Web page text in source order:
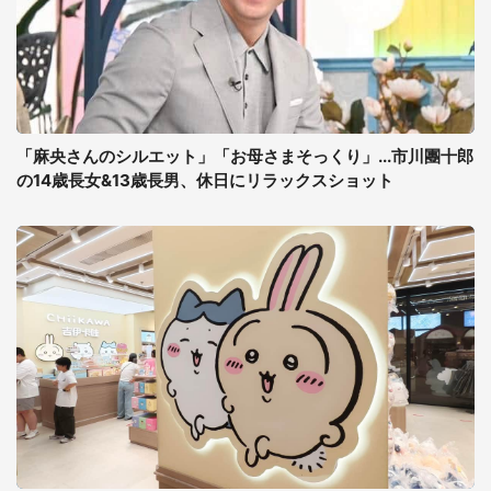
「麻央さんのシルエット」「お母さまそっくり」...市川團十郎
の14歳長女&13歳長男、休日にリラックスショット